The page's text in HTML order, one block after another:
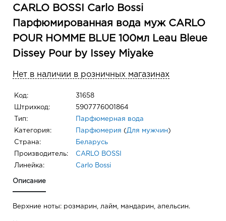
CARLO BOSSI Carlo Bossi
Парфюмированная вода муж CARLO
POUR HOMME BLUE 100мл Leau Bleue
Dissey Pour by Issey Miyake
Нет в наличии в розничных магазинах
Код: 31658
Штрихкод: 5907776001864
Тип: Парфюмерная вода
Категория: Парфюмерия ( Для мужчин )
Страна: Беларусь
Производитель: CARLO BOSSI
Линейка: Carlo Bossi
Описание
Верхние ноты: розмарин, лайм, мандарин, апельсин.